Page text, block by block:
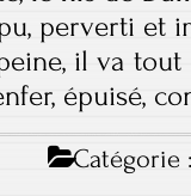
perverti et
il va
épuisé,
Catégorie